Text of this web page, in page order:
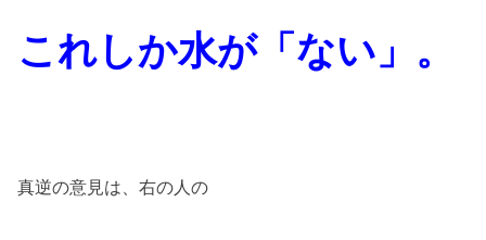
これしか水が「ない」。
真逆の意見は、右の人の